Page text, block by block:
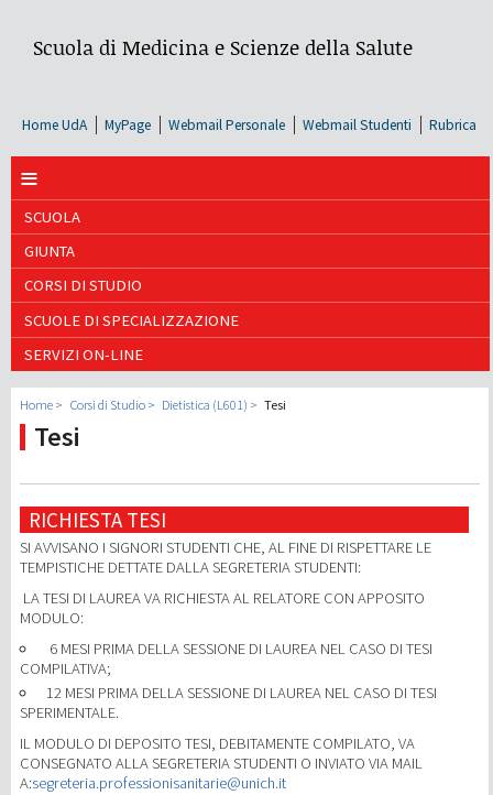
Scuola di Medicina e Scienze della Salute
Home UdA MyPage Webmail Personale Webmail Studenti Rubrica
≡
SCUOLA
GIUNTA
CORSI DI STUDIO
SCUOLE DI SPECIALIZZAZIONE
SERVIZI ON-LINE
Home Corsi di Studio Dietistica (L601) Tesi
Tesi
RICHIESTA TESI
SI AVVISANO I SIGNORI STUDENTI CHE, AL FINE DI RISPETTARE LE
TEMPISTICHE DETTATE DALLA SEGRETERIA STUDENTI:
LA TESI DI LAUREA VA RICHIESTA AL RELATORE CON APPOSITO
MODULO:
6 MESI PRIMA DELLA SESSIONE DI LAUREA NEL CASO DI TESI
COMPILATIVA;
12 MESI PRIMA DELLA SESSIONE DI LAUREA NEL CASO DI TESI
SPERIMENTALE.
IL MODULO DI DEPOSITO TESI, DEBITAMENTE COMPILATO, VA
CONSEGNATO ALLA SEGRETERIA STUDENTI O INVIATO VIA MAIL
A:segreteria.professionisanitarie@unich.it